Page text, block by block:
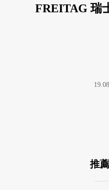
FREITAG 瑞
推